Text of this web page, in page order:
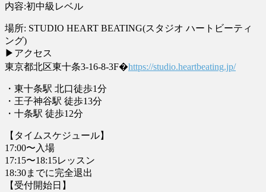
内容:初中級レベル
場所: STUDIO HEART BEATING(スタジオ ハートビーティ
ング)
▶︎ アクセス
東京都北区東十条3-16-8-3F�https://studio.heartbeating.jp/
・東十条駅 北口徒歩1分
・王子神谷駅 徒歩13分
・十条駅 徒歩12分
【タイムスケジュール】
17:00〜入場
17:15〜18:15レッスン
18:30までに完全退出
【受付開始日】